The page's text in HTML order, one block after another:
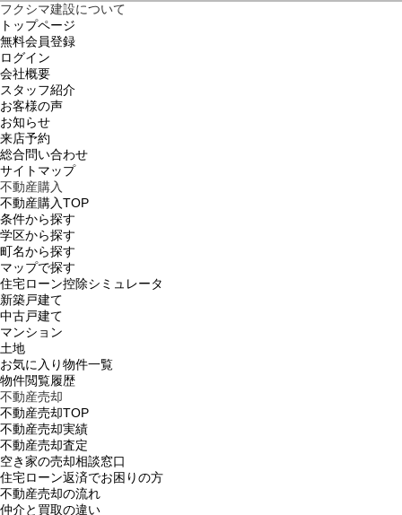
フクシマ建設について
トップページ
無料会員登録
ログイン
会社概要
スタッフ紹介
お客様の声
お知らせ
来店予約
総合問い合わせ
サイトマップ
不動産購入
不動産購入TOP
条件から探す
学区から探す
町名から探す
マップで探す
住宅ローン控除シミュレータ
新築戸建て
中古戸建て
マンション
土地
お気に入り物件一覧
物件閲覧履歴
不動産売却
不動産売却TOP
不動産売却実績
不動産売却査定
空き家の売却相談窓口
住宅ローン返済でお困りの方
不動産売却の流れ
仲介と買取の違い